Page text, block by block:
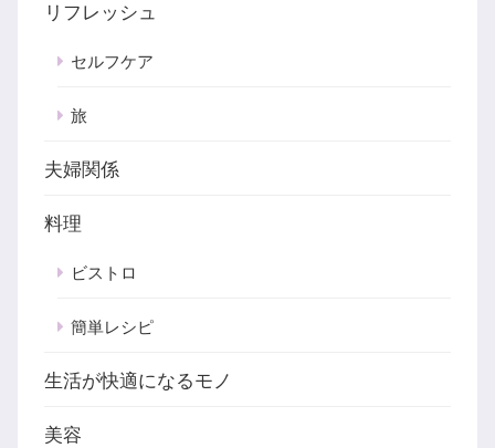
リフレッシュ
セルフケア
旅
夫婦関係
料理
ビストロ
簡単レシピ
生活が快適になるモノ
美容